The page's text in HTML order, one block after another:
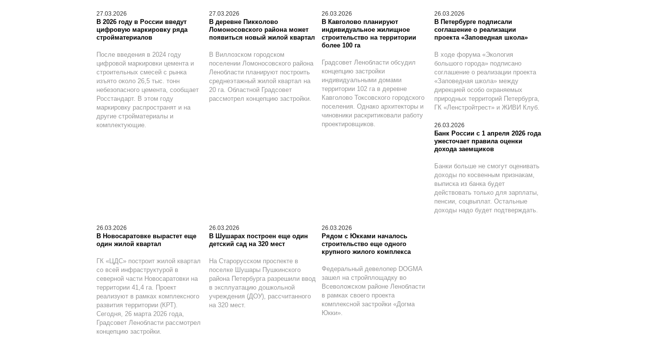
27.03.2026
В 2026 году в России введут
цифровую маркировку ряда
стройматериалов
После введения в 2024 году
цифровой маркировки цемента и
строительных смесей с рынка
изъято около 26,5 тыс. тонн
небезопасного цемента, сообщает
Росстандарт. В этом году
маркировку распространят и на
другие стройматериалы и
комплектующие.
27.03.2026
В деревне Пикколово
Ломоносовского района может
появиться новый жилой квартал
В Виллозском городском
поселении Ломоносовского района
Ленобласти планируют построить
среднеэтажный жилой квартал на
20 га. Областной Градсовет
рассмотрел концепцию застройки.
26.03.2026
В Кавголово планируют
индивидуальное жилищное
строительство на территории
более 100 га
Градсовет Ленобласти обсудил
концепцию застройки
индивидуальными домами
территории 102 га в деревне
Кавголово Токсовского городского
поселения. Однако архитекторы и
чиновники раскритиковали работу
проектировщиков.
26.03.2026
В Петербурге подписали
соглашение о реализации
проекта «Заповедная школа»
В ходе форума «Экология
большого города» подписано
соглашение о реализации проекта
«Заповедная школа» между
дирекцией особо охраняемых
природных территорий Петербурга,
ГК «Ленстройтрест» и ЖИВИ Клуб.
26.03.2026
Банк России с 1 апреля 2026 года
ужесточает правила оценки
дохода заемщиков
Банки больше не смогут оценивать
доходы по косвенным признакам,
выписка из банка будет
действовать только для зарплаты,
пенсии, соцвыплат. Остальные
доходы надо будет подтверждать.
26.03.2026
В Новосаратовке вырастет еще
один жилой квартал
ГК «ЦДС» построит жилой квартал
со всей инфраструктурой в
северной части Новосаратовки на
территории 41,4 га. Проект
реализуют в рамках комплексного
развития территории (КРТ).
Сегодня, 26 марта 2026 года,
Градсовет Ленобласти рассмотрел
концепцию застройки.
26.03.2026
В Шушарах построен еще один
детский сад на 320 мест
На Старорусском проспекте в
поселке Шушары Пушкинского
района Петербурга разрешили ввод
в эксплуатацию дошкольной
учреждения (ДОУ), рассчитанного
на 320 мест.
26.03.2026
Рядом с Юкками началось
строительство еще одного
крупного жилого комплекса
Федеральный девелопер DOGMA
зашел на стройплощадку во
Всеволожском районе Ленобласти
в рамках своего проекта
комплексной застройки «Догма
Юкки».